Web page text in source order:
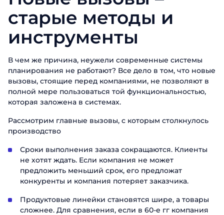
старые методы и
инструменты
В чем же причина, неужели современные системы
планирования не работают? Все дело в том, что новые
вызовы, стоящие перед компаниями, не позволяют в
полной мере пользоваться той функциональностью,
которая заложена в системах.
Рассмотрим главные вызовы, с которым столкнулось
производство
Сроки выполнения заказа сокращаются. Клиенты
не хотят ждать. Если компания не может
предложить меньший срок, его предложат
конкуренты и компания потеряет заказчика.
Продуктовые линейки становятся шире, а товары
сложнее. Для сравнения, если в 60-е гг компания